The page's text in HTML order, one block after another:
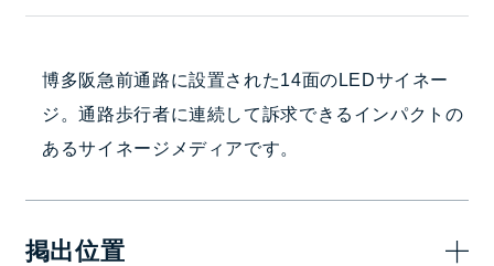
博多阪急前通路に設置された14面のLEDサイネー
ジ。通路歩行者に連続して訴求できるインパクトの
あるサイネージメディアです。
掲出位置